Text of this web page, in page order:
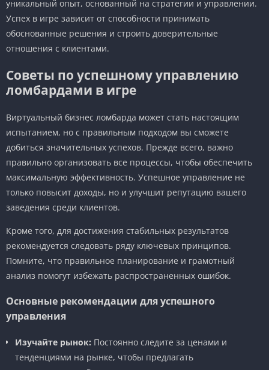
уникальный опыт, основанный на стратегии и управлении.
Успех в игре зависит от способности принимать
обоснованные решения и строить доверительные
отношения с клиентами.
Советы по успешному управлению
ломбардами в игре
Виртуальный бизнес ломбарда может стать настоящим
испытанием, но с правильным подходом вы сможете
добиться значительных успехов. Прежде всего, важно
правильно организовать все процессы, чтобы обеспечить
максимальную эффективность. Успешное управление не
только повысит доходы, но и улучшит репутацию вашего
заведения среди клиентов.
Кроме того, для достижения стабильных результатов
рекомендуется следовать ряду ключевых принципов.
Помните, что правильное планирование и грамотный
анализ помогут избежать распространенных ошибок.
Основные рекомендации для успешного
управления
Изучайте рынок: Постоянно следите за ценами и
тенденциями на рынке, чтобы предлагать